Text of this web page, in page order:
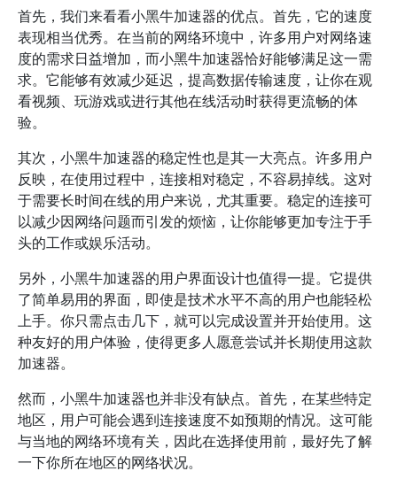
首先，我们来看看小黑牛加速器的优点。首先，它的速度
表现相当优秀。在当前的网络环境中，许多用户对网络速
度的需求日益增加，而小黑牛加速器恰好能够满足这一需
求。它能够有效减少延迟，提高数据传输速度，让你在观
看视频、玩游戏或进行其他在线活动时获得更流畅的体
验。
其次，小黑牛加速器的稳定性也是其一大亮点。许多用户
反映，在使用过程中，连接相对稳定，不容易掉线。这对
于需要长时间在线的用户来说，尤其重要。稳定的连接可
以减少因网络问题而引发的烦恼，让你能够更加专注于手
头的工作或娱乐活动。
另外，小黑牛加速器的用户界面设计也值得一提。它提供
了简单易用的界面，即使是技术水平不高的用户也能轻松
上手。你只需点击几下，就可以完成设置并开始使用。这
种友好的用户体验，使得更多人愿意尝试并长期使用这款
加速器。
然而，小黑牛加速器也并非没有缺点。首先，在某些特定
地区，用户可能会遇到连接速度不如预期的情况。这可能
与当地的网络环境有关，因此在选择使用前，最好先了解
一下你所在地区的网络状况。